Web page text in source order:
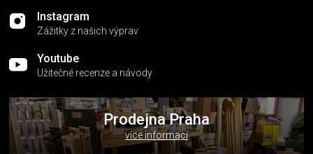
Instagram
Zážitky z našich výprav
Youtube
Užitečné recenze a návody
Prodejna Praha
více informací